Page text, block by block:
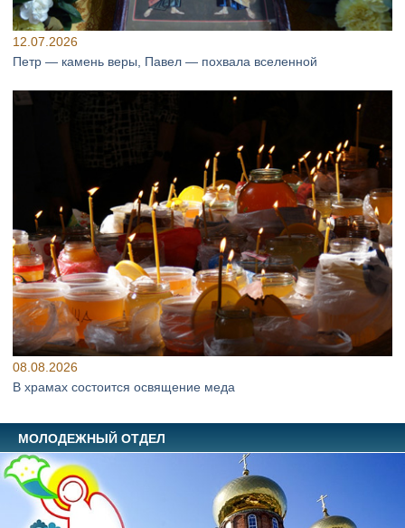
12.07.2026
Петр — камень веры, Павел — похвала вселенной
08.08.2026
В храмах состоится освящение меда
МОЛОДЕЖНЫЙ ОТДЕЛ